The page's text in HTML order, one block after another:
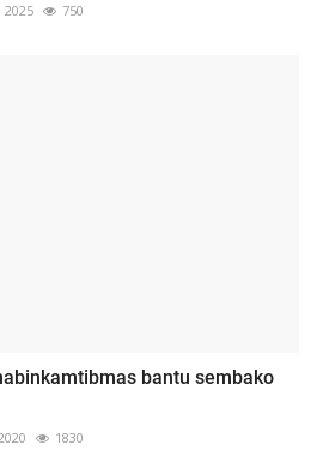
2025 750
bantu sembako
1830